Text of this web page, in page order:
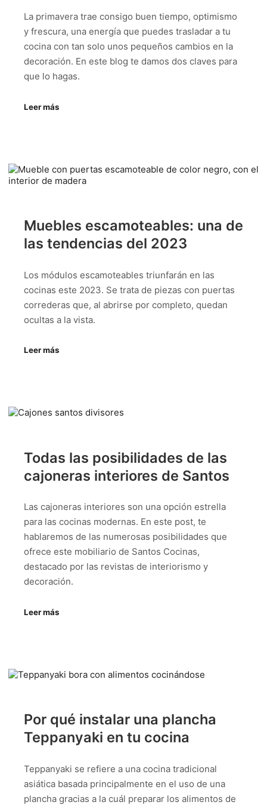
La primavera trae consigo buen tiempo, optimismo
y frescura, una energía que puedes trasladar a tu
cocina con tan solo unos pequeños cambios en la
decoración. En este blog te damos dos claves para
que lo hagas.
Leer más
Muebles escamoteables: una de
las tendencias del 2023
Los módulos escamoteables triunfarán en las
cocinas este 2023. Se trata de piezas con puertas
correderas que, al abrirse por completo, quedan
ocultas a la vista.
Leer más
Todas las posibilidades de las
cajoneras interiores de Santos
Las cajoneras interiores son una opción estrella
para las cocinas modernas. En este post, te
hablaremos de las numerosas posibilidades que
ofrece este mobiliario de Santos Cocinas,
destacado por las revistas de interiorismo y
decoración.
Leer más
Por qué instalar una plancha
Teppanyaki en tu cocina
Teppanyaki se refiere a una cocina tradicional
asiática basada principalmente en el uso de una
plancha gracias a la cuál preparar los alimentos de